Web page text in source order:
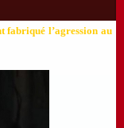
fabriqué l’agression au